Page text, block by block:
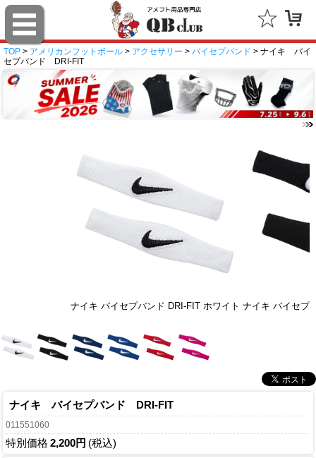
TOP > アメリカンフットボール > アクセサリー > バイセプバンド > ナイキ バイ
セプバンド DRI-FIT
ナイキ バイセプバンド DRI-FIT ホワイト ナイキ バイセプ
ナイキ バイセプバンド DRI-FIT
011551060
特別価格 2,200円 (税込)